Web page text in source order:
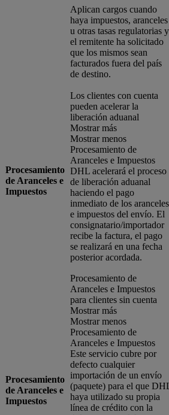
Aplican cargos cuando
haya impuestos, aranceles
u otras tasas regulatorias y
el remitente ha solicitado
que los mismos sean
facturados fuera del país
de destino.
Procesamiento
de Aranceles e
Impuestos
Los clientes con cuenta
pueden acelerar la
liberación aduanal
Mostrar más
Mostrar menos
Procesamiento de
Aranceles e Impuestos
DHL acelerará el proceso
de liberación aduanal
haciendo el pago
inmediato de los aranceles
e impuestos del envío. El
consignatario/importador
recibe la factura, el pago
se realizará en una fecha
posterior acordada.
Procesamiento
de Aranceles e
Impuestos
Procesamiento de
Aranceles e Impuestos
para clientes sin cuenta
Mostrar más
Mostrar menos
Procesamiento de
Aranceles e Impuestos
Este servicio cubre por
defecto cualquier
importación de un envío
(paquete) para el que
haya utilizado su propia
línea de crédito con la